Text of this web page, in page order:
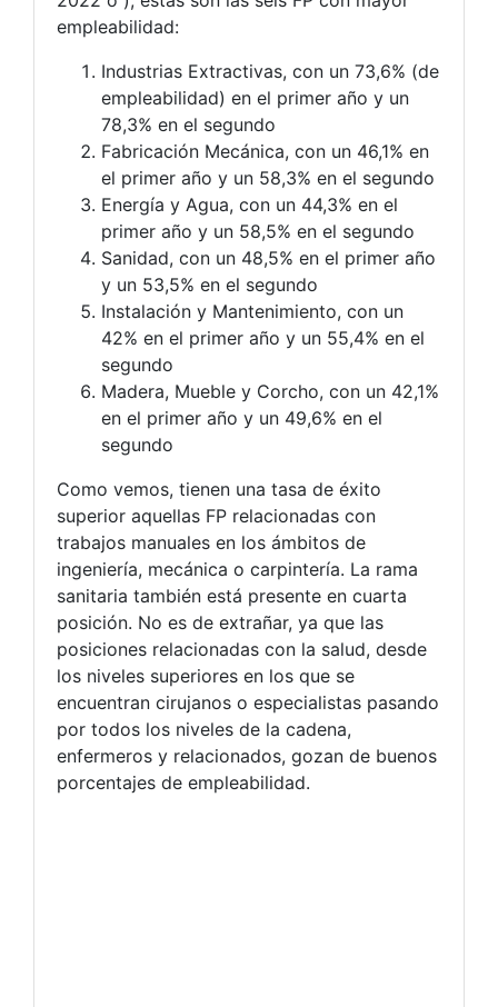
empleabilidad:
Industrias Extractivas, con un 73,6% (de
empleabilidad) en el primer año y un
78,3% en el segundo
Fabricación Mecánica, con un 46,1% en
el primer año y un 58,3% en el segundo
Energía y Agua, con un 44,3% en el
primer año y un 58,5% en el segundo
Sanidad, con un 48,5% en el primer año
y un 53,5% en el segundo
Instalación y Mantenimiento, con un
42% en el primer año y un 55,4% en el
segundo
Madera, Mueble y Corcho, con un 42,1%
en el primer año y un 49,6% en el
segundo
Como vemos, tienen una tasa de éxito
superior aquellas FP relacionadas con
trabajos manuales en los ámbitos de
ingeniería, mecánica o carpintería. La rama
sanitaria también está presente en cuarta
posición. No es de extrañar, ya que las
posiciones relacionadas con la salud, desde
los niveles superiores en los que se
encuentran cirujanos o especialistas pasando
por todos los niveles de la cadena,
enfermeros y relacionados, gozan de buenos
porcentajes de empleabilidad.